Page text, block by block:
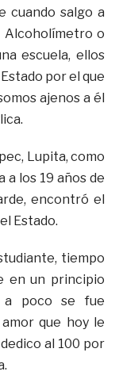
cuando salgo a
Alcoholímetro o
escuela, ellos
por el que
ajenos a él
Lupita, como
a los 19 años de
encontró el
Estado.
tiempo
en un principio
a poco se fue
que hoy le
al 100 por